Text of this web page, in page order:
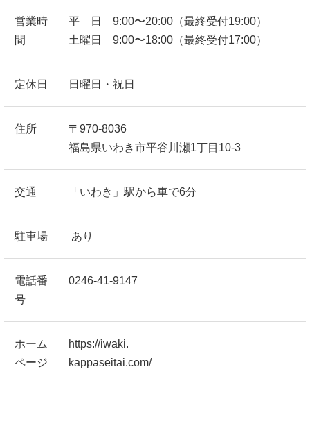
営業時
間
平 日 9:00〜20:00（最終受付19:00）
土曜日 9:00〜18:00（最終受付17:00）
定休日 日曜日・祝日
住所
〒970-8036
福島県いわき市平谷川瀬1丁目10-3
交通 「いわき」駅から車で6分
駐車場 あり
電話番
号
0246-41-9147
ホーム
ページ
https://iwaki.
kappaseitai.com/